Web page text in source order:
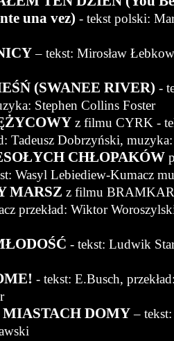
una vez) - tekst polski:
– tekst: Mirosław
(SWANEE RIVER) -
Stephen Collins Foster
z filmu CYRK -
Tadeusz Dobrzyński,
CHŁOPAKÓW
Wasyl Lebiediew-Kumacz
MARSZ z filmu
przekład: Wiktor
- tekst: Ludwik
- tekst: E.Busch,
MIASTACH DOMY–